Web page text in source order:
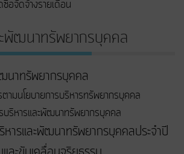
อจัดจ้างรายเดือน
พัฒนาทรัพยากรบุคคล
นาทรัพยากรบุคคล
ตามนโยบายการบริหารทรัพยากรบุคคล
ริหารและพัฒนาทรัพยากรบุคคล
หารและพัฒนาทรัพยากรบุคคลประจำปี